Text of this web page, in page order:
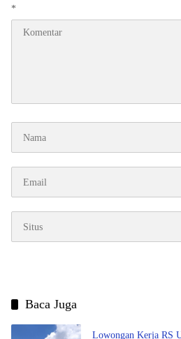
*
Baca Juga
Lowongan Kerja RS